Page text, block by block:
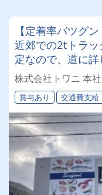
【定着率バツグ
近郊での2tトラ
定なので、道に
できます！日曜・
クバランスもバ
株式会社トワニ 本社
賞与あり 交通費支給